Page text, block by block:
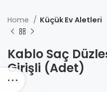
Home Küçük Ev Aletleri
Kablo Saç
Girişli (Adet)